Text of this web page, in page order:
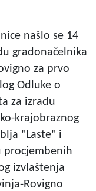
našlo se 14
gradonačelnika
za prvo
Odluke o
za izradu
krajobraznog
"Laste" i
procjembenih
izvlaštenja
Rovigno